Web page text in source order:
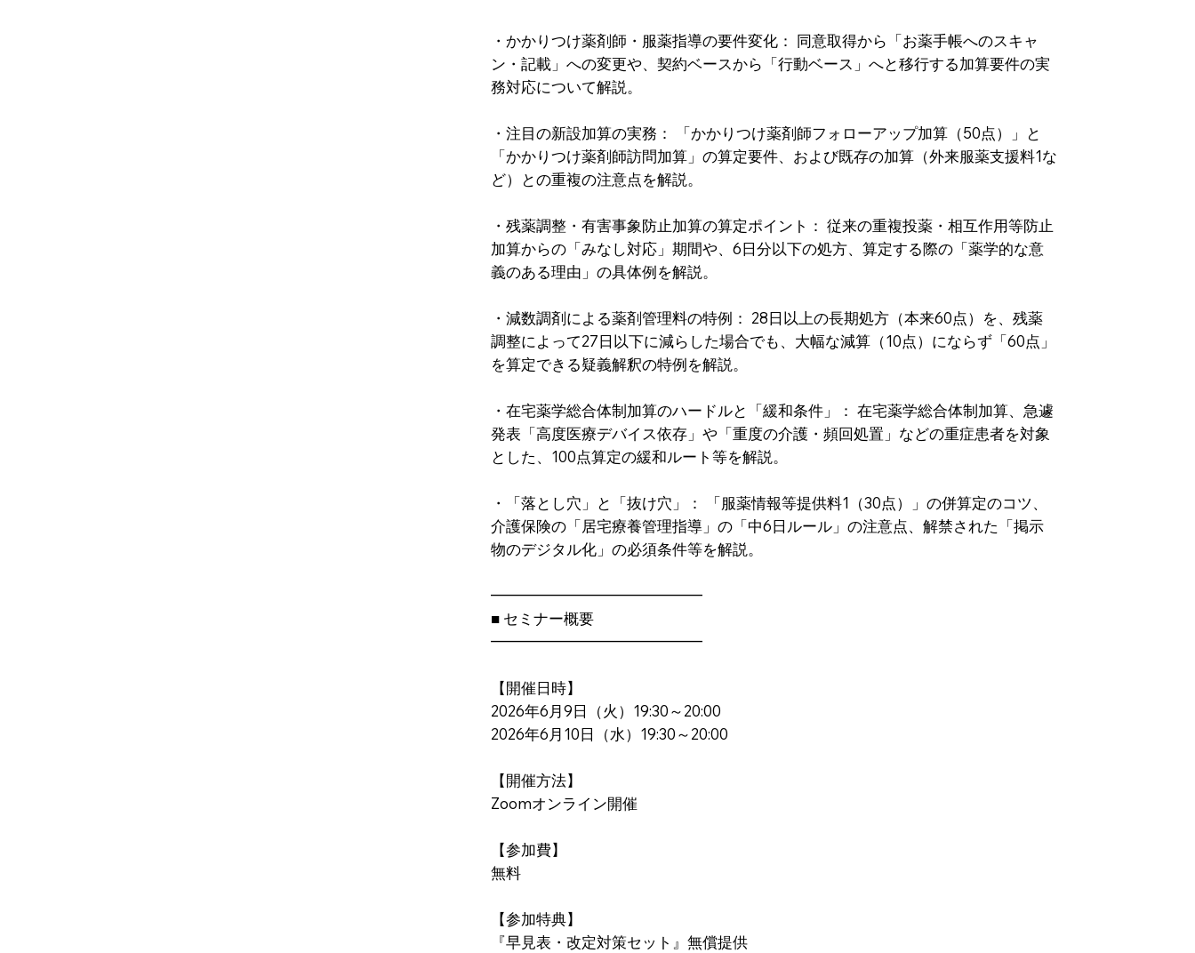
・かかりつけ薬剤師・服薬指導の要件変化： 同意取得から「お薬手帳へのスキャ
ン・記載」への変更や、契約ベースから「行動ベース」へと移行する加算要件の実
務対応について解説。
・注目の新設加算の実務： 「かかりつけ薬剤師フォローアップ加算（50点）」と
「かかりつけ薬剤師訪問加算」の算定要件、および既存の加算（外来服薬支援料1な
ど）との重複の注意点を解説。
・残薬調整・有害事象防止加算の算定ポイント： 従来の重複投薬・相互作用等防止
加算からの「みなし対応」期間や、6日分以下の処方、算定する際の「薬学的な意
義のある理由」の具体例を解説。
・減数調剤による薬剤管理料の特例： 28日以上の長期処方（本来60点）を、残薬
調整によって27日以下に減らした場合でも、大幅な減算（10点）にならず「60点」
を算定できる疑義解釈の特例を解説。
・在宅薬学総合体制加算のハードルと「緩和条件」： 在宅薬学総合体制加算、急遽
発表「高度医療デバイス依存」や「重度の介護・頻回処置」などの重症患者を対象
とした、100点算定の緩和ルート等を解説。
・「落とし穴」と「抜け穴」： 「服薬情報等提供料1（30点）」の併算定のコツ、
介護保険の「居宅療養管理指導」の「中6日ルール」の注意点、解禁された「掲示
物のデジタル化」の必須条件等を解説。
━━━━━━━━━━━━━━
■ セミナー概要
━━━━━━━━━━━━━━
【開催日時】
2026年6月9日（火）19:30～20:00
2026年6月10日（水）19:30～20:00
【開催方法】
Zoomオンライン開催
【参加費】
無料
【参加特典】
『早見表・改定対策セット』無償提供